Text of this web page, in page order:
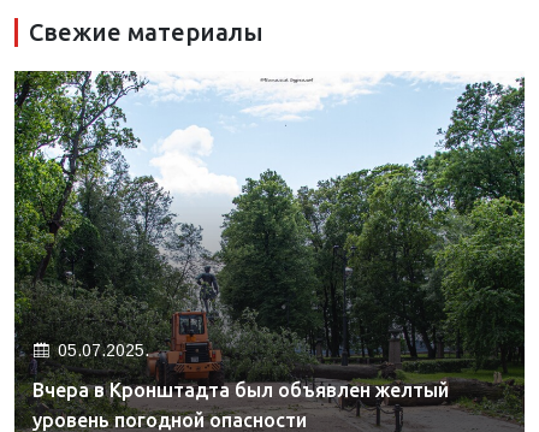
Свежие материалы
05.07.2025.
Вчера в Кронштадта был объявлен желтый
уровень погодной опасности